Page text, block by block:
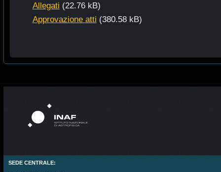
Allegati (22.76 kB)
Approvazione atti (380.58 kB)
SEDE CENTRALE: